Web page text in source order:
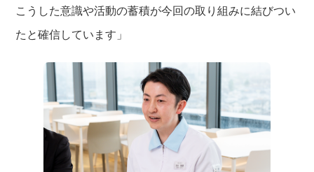
こうした意識や活動の蓄積が今回の取り組みに結びつい
たと確信しています」